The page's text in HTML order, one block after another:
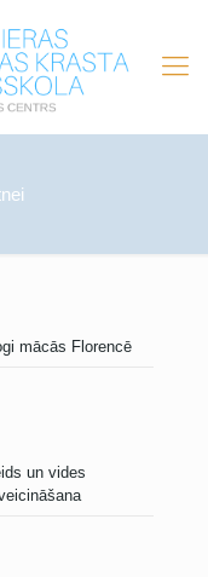
mācās Florencē
un vides